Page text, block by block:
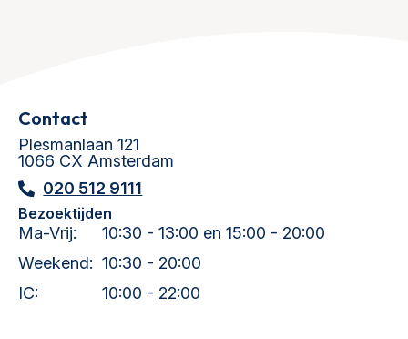
Contact
Plesmanlaan 121
1066 CX Amsterdam
020 512 9111
Bezoektijden
Ma-Vrij:
10:30 - 13:00 en 15:00 - 20:00
Weekend: 10:30 - 20:00
IC:
10:00 - 22:00